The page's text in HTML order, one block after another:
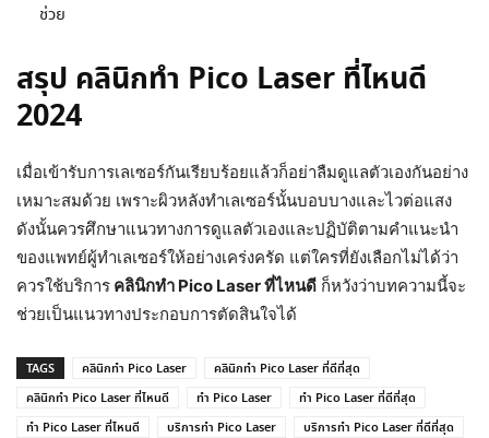
ช่วย
สรุป คลินิกทำ Pico Laser ที่ไหนดี
2024
เมื่อเข้ารับการเลเซอร์กันเรียบร้อยแล้วก็อย่าลืมดูแลตัวเองกันอย่าง
เหมาะสมด้วย เพราะผิวหลังทำเลเซอร์นั้นบอบบางและไวต่อแสง
ดังนั้นควรศึกษาแนวทางการดูแลตัวเองและปฏิบัติตามคำแนะนำ
ของแพทย์ผู้ทำเลเซอร์ให้อย่างเคร่งครัด แต่ใครที่ยังเลือกไม่ได้ว่า
ควรใช้บริการ คลินิกทำ Pico Laser ที่ไหนดี ก็หวังว่าบทความนี้จะ
ช่วยเป็นแนวทางประกอบการตัดสินใจได้
TAGS คลินิกทำ Pico Laser
คลินิกทำ Pico Laser ที่ดีที่สุด
คลินิกทำ Pico Laser ที่ไหนดี
ทำ Pico Laser
ทำ Pico Laser ที่ดีที่สุด
ทำ Pico Laser ที่ไหนดี
บริการทำ Pico Laser
บริการทำ Pico Laser ที่ดีที่สุด